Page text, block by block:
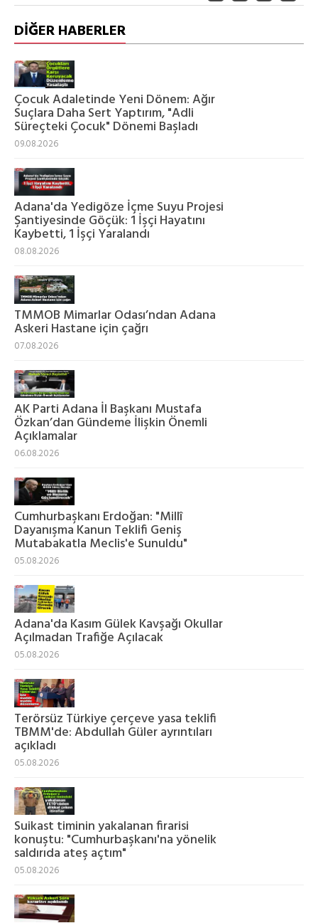
DİĞER HABERLER
Çocuk Adaletinde Yeni Dönem: Ağır
Suçlara Daha Sert Yaptırım, "Adli
Süreçteki Çocuk" Dönemi Başladı
09.08.2026
Adana'da Yedigöze İçme Suyu Projesi
Şantiyesinde Göçük: 1 İşçi Hayatını
Kaybetti, 1 İşçi Yaralandı
08.08.2026
TMMOB Mimarlar Odası’ndan Adana
Askeri Hastane için çağrı
07.08.2026
AK Parti Adana İl Başkanı Mustafa
Özkan’dan Gündeme İlişkin Önemli
Açıklamalar
06.08.2026
Cumhurbaşkanı Erdoğan: "Millî
Dayanışma Kanun Teklifi Geniş
Mutabakatla Meclis'e Sunuldu"
05.08.2026
Adana'da Kasım Gülek Kavşağı Okullar
Açılmadan Trafiğe Açılacak
05.08.2026
Terörsüz Türkiye çerçeve yasa teklifi
TBMM'de: Abdullah Güler ayrıntıları
açıkladı
05.08.2026
Suikast timinin yakalanan firarisi
konuştu: "Cumhurbaşkanı'na yönelik
saldırıda ateş açtım"
05.08.2026